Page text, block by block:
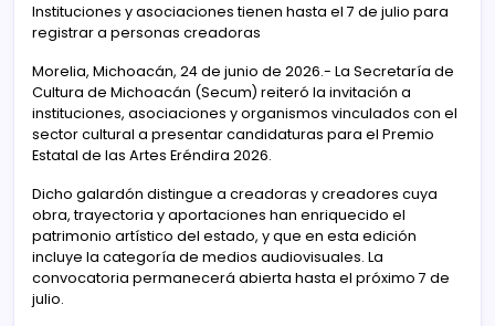
Instituciones y asociaciones tienen hasta el 7 de julio para
registrar a personas creadoras
Morelia, Michoacán, 24 de junio de 2026.- La Secretaría de
Cultura de Michoacán (Secum) reiteró la invitación a
instituciones, asociaciones y organismos vinculados con el
sector cultural a presentar candidaturas para el Premio
Estatal de las Artes Eréndira 2026.
Dicho galardón distingue a creadoras y creadores cuya
obra, trayectoria y aportaciones han enriquecido el
patrimonio artístico del estado, y que en esta edición
incluye la categoría de medios audiovisuales. La
convocatoria permanecerá abierta hasta el próximo 7 de
julio.